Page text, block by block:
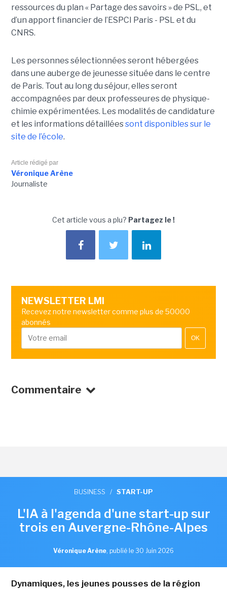
ressources du plan « Partage des savoirs » de PSL, et
d’un apport financier de l’ESPCI Paris - PSL et du
CNRS.
Les personnes sélectionnées seront hébergées
dans une auberge de jeunesse située dans le centre
de Paris. Tout au long du séjour, elles seront
accompagnées par deux professeures de physique-
chimie expérimentées. Les modalités de candidature
et les informations détailléessont disponibles sur le
site de l’école.
Article rédigé par
Véronique Arène
Journaliste
Cet article vous a plu? Partagez le !
NEWSLETTER LMI
Recevez notre newsletter comme plus de 50000
abonnés
OK
Commentaire
BUSINESS / START-UP
L'IA à l'agenda d'une start-up sur
trois en Auvergne-Rhône-Alpes
Véronique Arène, publié le 30 Juin 2026
Dynamiques, les jeunes pousses de la région